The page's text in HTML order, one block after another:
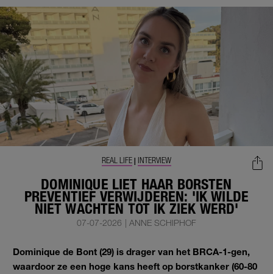
DOMINIQUE LIET HAAR BORSTEN
PREVENTIEF VERWIJDEREN: 'IK WILDE
NIET WACHTEN TOT IK ZIEK WERD'
REAL LIFE | INTERVIEW
07-07-2026 | ANNE SCHIPHOF
Dominique de Bont (29) is drager van het BRCA-1-gen,
waardoor ze een hoge kans heeft op borstkanker (60-80